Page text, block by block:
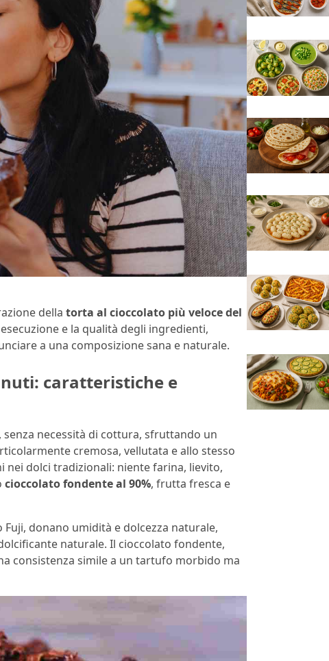
della torta al cioccolato più veloce del
e la qualità degli ingredienti,
a una composizione sana e naturale.
caratteristiche e
necessità di cottura, sfruttando un
cremosa, vellutata e allo stesso
dolci tradizionali: niente farina, lievito,
cioccolato fondente al 90%, frutta fresca e
donano umidità e dolcezza naturale,
naturale. Il cioccolato fondente,
consistenza simile a un tartufo morbido ma